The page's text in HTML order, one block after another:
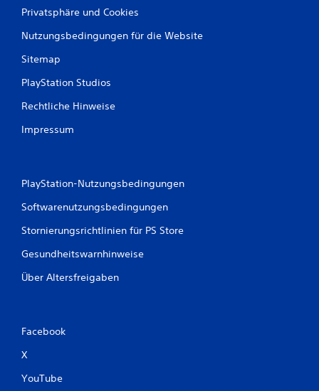
Privatsphäre und Cookies
Nutzungsbedingungen für die Website
Sitemap
PlayStation Studios
Rechtliche Hinweise
Impressum
PlayStation-Nutzungsbedingungen
Softwarenutzungsbedingungen
Stornierungsrichtlinien für PS Store
Gesundheitswarnhinweise
Über Altersfreigaben
Facebook
X
YouTube